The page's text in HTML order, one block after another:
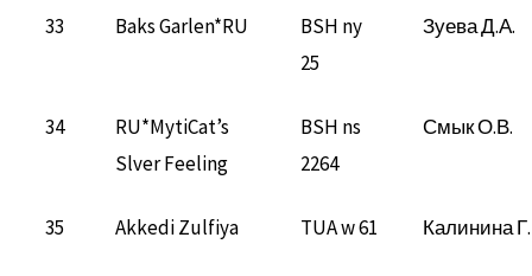
33 Baks Garlen*RU
BSH ny
25
Зуева Д.А.
34
RU*MytiCat’s
Slver Feeling
BSH ns
2264
Смык О.В.
35 Akkedi Zulfiya TUA w 61 Калинина